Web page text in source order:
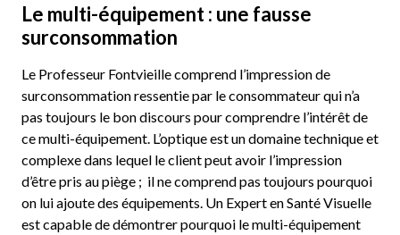
Le multi-équipement : une fausse
surconsommation
Le Professeur Fontvieille comprend l’impression de
surconsommation ressentie par le consommateur qui n’a
pas toujours le bon discours pour comprendre l’intérêt de
ce multi-équipement. L’optique est un domaine technique et
complexe dans lequel le client peut avoir l’impression
d’être pris au piège ; il ne comprend pas toujours pourquoi
on lui ajoute des équipements. Un Expert en Santé Visuelle
est capable de démontrer pourquoi le multi-équipement